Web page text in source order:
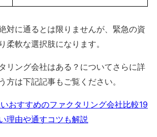
対に通るとは限りませんが、緊急の資
柔軟な選択肢になります。
リング会社はある？についてさらに詳
方は下記記事もご覧ください。
おすすめのファクタリング会社比較19
理由や通すコツも解説